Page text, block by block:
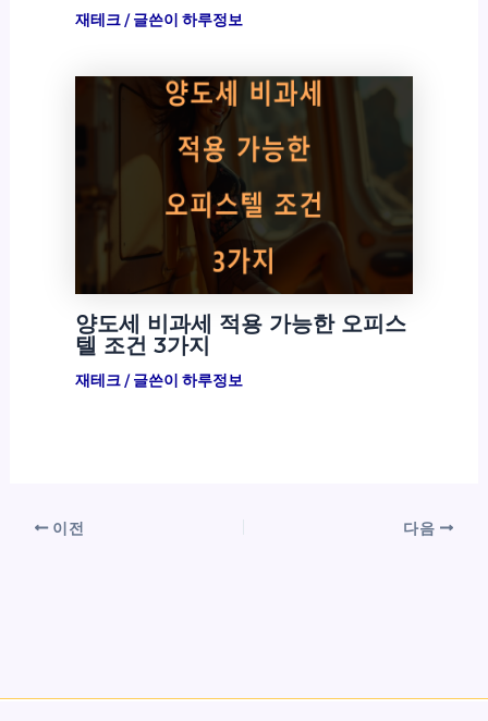
재테크/ 글쓴이 하루정보
양도세 비과세 적용 가능한 오피스
텔 조건 3가지
재테크/ 글쓴이 하루정보
이전 다음